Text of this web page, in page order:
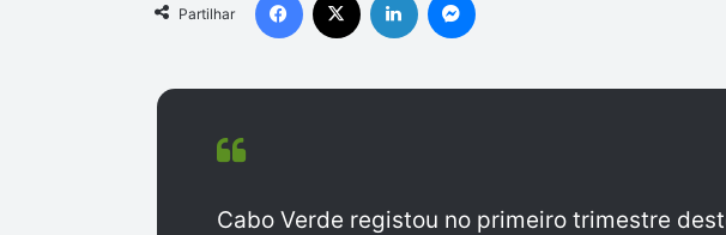
Partilhar
Cabo Verde registou no primeiro trimestre